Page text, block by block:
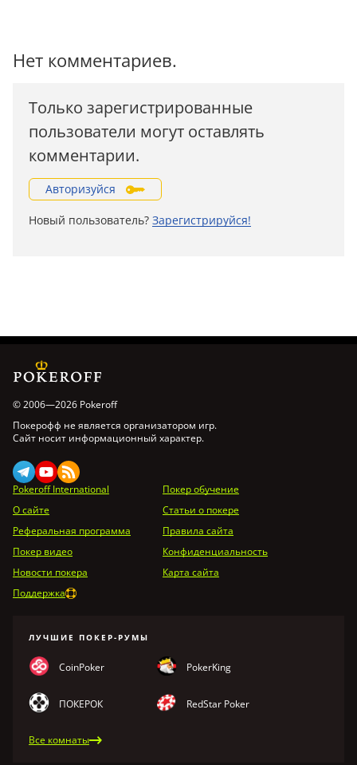
Нет комментариев.
Только зарегистрированные
пользователи могут оставлять
комментарии.
Авторизуйся
Новый пользователь? Зарегистрируйся!
© 2006—2026 Pokeroff
Покерофф не является организатором игр.
Сайт носит информационный характер.
Pokeroff International
Покер обучение
О сайте
Статьи о покере
Реферальная программа
Правила сайта
Покер видео
Конфиденциальность
Новости покера
Карта сайта
Поддержка
ЛУЧШИЕ ПОКЕР-РУМЫ
CoinPoker PokerKing
ПОКЕРОК RedStar Poker
Все комнаты